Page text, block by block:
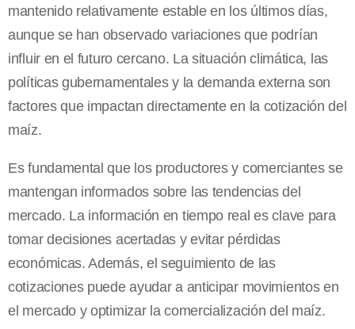
mantenido relativamente estable en los últimos días,
aunque se han observado variaciones que podrían
influir en el futuro cercano. La situación climática, las
políticas gubernamentales y la demanda externa son
factores que impactan directamente en la cotización del
maíz.
Es fundamental que los productores y comerciantes se
mantengan informados sobre las tendencias del
mercado. La información en tiempo real es clave para
tomar decisiones acertadas y evitar pérdidas
económicas. Además, el seguimiento de las
cotizaciones puede ayudar a anticipar movimientos en
el mercado y optimizar la comercialización del maíz.